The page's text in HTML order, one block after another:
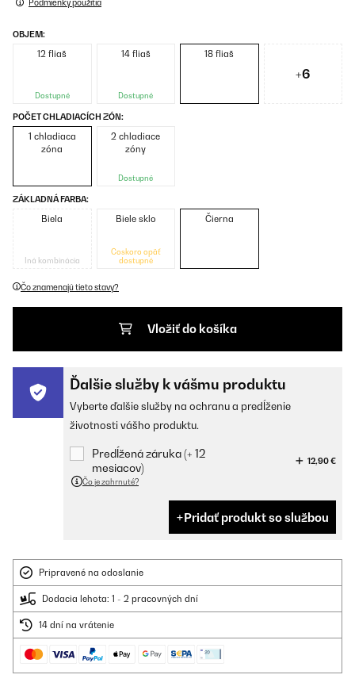
Podmienky použitia
OBJEM:
12 fliaš
Dostupné
14 fliaš
Dostupné
18 fliaš
+6
POČET CHLADIACÍCH ZÓN:
1 chladiaca
zóna
2 chladiace
zóny
Dostupné
ZÁKLADNÁ FARBA:
Biela
Iná kombinácia
Biele sklo
Čoskoro opäť
dostupné
Čierna
Čo znamenajú tieto stavy?
Vložiť do košíka
Ďalšie služby k vášmu produktu
Vyberte ďalšie služby na ochranu a predĺženie
životnosti vášho produktu.
Predĺžená záruka (+ 12
mesiacov)
12,90 €
Čo je zahrnuté?
Pridať produkt so službou
Pripravené na odoslanie
Dodacia lehota: 1 - 2 pracovných dní
14 dní na vrátenie